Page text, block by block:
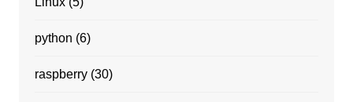
python (6)
raspberry(30)